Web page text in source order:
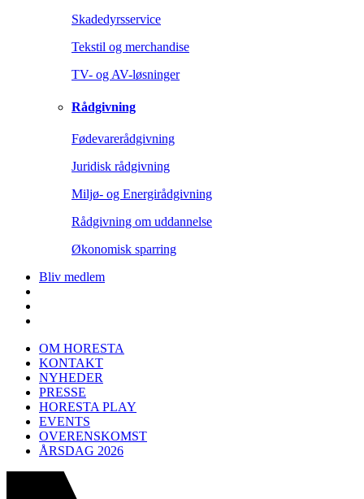
Skadedyrsservice
Tekstil og merchandise
TV- og AV-løsninger
Rådgivning
Fødevarerådgivning
Juridisk rådgivning
Miljø- og Energirådgivning
Rådgivning om uddannelse
Økonomisk sparring
Bliv medlem
OM HORESTA
KONTAKT
NYHEDER
PRESSE
HORESTA PLAY
EVENTS
OVERENSKOMST
ÅRSDAG 2026